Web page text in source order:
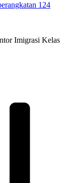
124
Imigrasi Kelas